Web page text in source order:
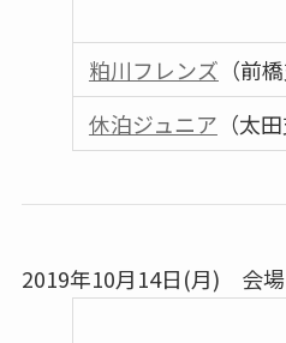
粕川フレンズ （前
休泊ジュニア （太
2019年10月14日(月) 会場